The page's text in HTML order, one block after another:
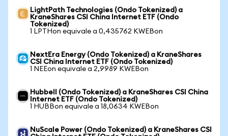
LightPath Technologies (Ondo Tokenized) a
KraneShares CSI China Internet ETF (Ondo
Tokenized)
1 LPTHon equivale a 0,435762 KWEBon
NextEra Energy (Ondo Tokenized) a KraneShares
CSI China Internet ETF (Ondo Tokenized)
1 NEEon equivale a 2,9989 KWEBon
Hubbell (Ondo Tokenized) a KraneShares CSI China
Internet ETF (Ondo Tokenized)
1 HUBBon equivale a 18,0634 KWEBon
NuScale Power (Ondo Tokenized) a KraneShares CSI